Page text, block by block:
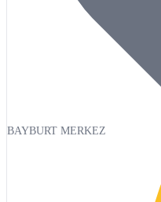
BAYBURT MERKEZ